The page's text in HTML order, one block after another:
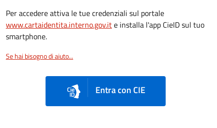
Per accedere attiva le tue credenziali sul portale
www.cartaidentita.interno.gov.ite installa l'app CieID sul tuo
smartphone.
Se hai bisogno di aiuto...
Entra con CIE